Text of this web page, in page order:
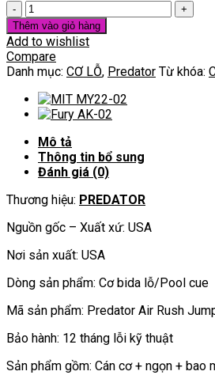
Predator
Air
Rush
Jump
Cue
(Nhảy)
số
lượng
Thêm vào giỏ hàng
Add to wishlist
Compare
Danh mục: CƠ LỖ, Predator Từ khóa:
Mô tả
Thông tin bổ sung
Đánh giá (0)
Thương hiệu: PREDATOR
Nguồn gốc – Xuất xứ: USA
Nơi sản xuất: USA
Dòng sản phẩm: Cơ bida lỗ/Pool cue
Mã sản phẩm: Predator Air Rush
Bảo hành: 12 tháng lỗi kỹ thuật
Sản phẩm gồm: Cán cơ + ngọn + bao